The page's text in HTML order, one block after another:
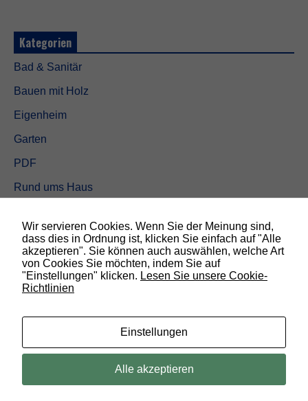
Kategorien
Bad & Sanitär
Bauen mit Holz
Eigenheim
Garten
PDF
Rund ums Haus
Sicherheit
SUCHEN
© 2019 Bauland Magazin Braunschweig, Peine & Wolfsburg. All rights
Wir servieren Cookies. Wenn Sie der Meinung sind,
dass dies in Ordnung ist, klicken Sie einfach auf "Alle
akzeptieren". Sie können auch auswählen, welche Art
von Cookies Sie möchten, indem Sie auf
"Einstellungen" klicken. Lesen Sie unsere Cookie-
Richtlinien
Einstellungen
Alle akzeptieren
e
n
i
g